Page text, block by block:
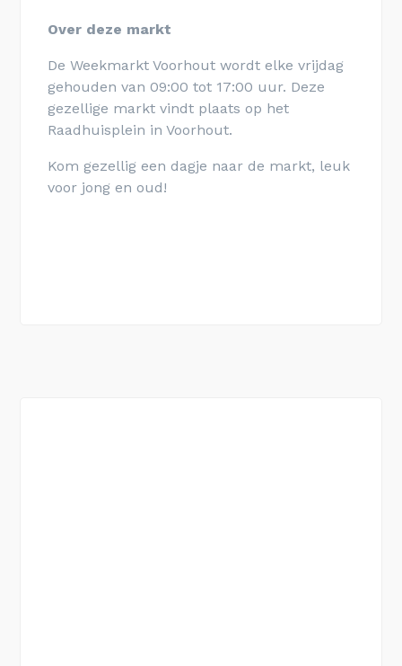
Over deze markt
De Weekmarkt Voorhout wordt elke vrijdag
gehouden van 09:00 tot 17:00 uur. Deze
gezellige markt vindt plaats op het
Raadhuisplein in Voorhout.
Kom gezellig een dagje naar de markt, leuk
voor jong en oud!